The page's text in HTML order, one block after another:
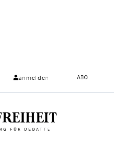
anmelden ABO